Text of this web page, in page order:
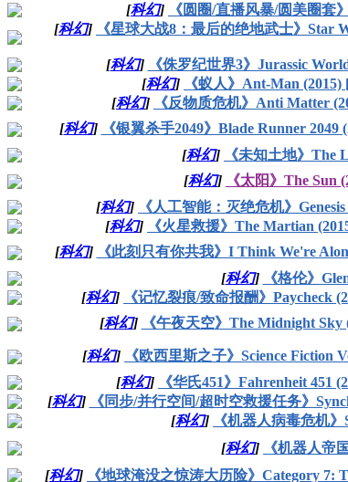
[科幻] 《圆圈/直播风暴/圆美圈套
[科幻]
《星球大战8：最后的绝地武士》Star
[科幻] 《侏罗纪世界3》Jurassic
[科幻] 《蚁人》Ant-Man
[科幻] 《反物质危机》Anti Matter
[科幻] 《银翼杀手2049》Blade Runner
[科幻] 《未知土地》The
[科幻] 《太阳》The Sun
[科幻] 《人工智能：灭绝危机》
[科幻] 《火星救援》The Martian
[科幻] 《此刻只有你共我》I Think We're
[科幻] 《格伦》
[科幻] 《记忆裂痕/致命报酬》Paycheck
[科幻] 《午夜天空》The Midnight Sky
[科幻] 《欧西里斯之子》Science Fiction
[科幻] 《华氏451》Fahrenheit 451
[科幻] 《同步/并行空间/超时空救援任务》
[科幻] 《机器人病毒危机
[科幻] 《机器人帝
[科幻] 《地球淹没之惊涛大历险》Category 7: